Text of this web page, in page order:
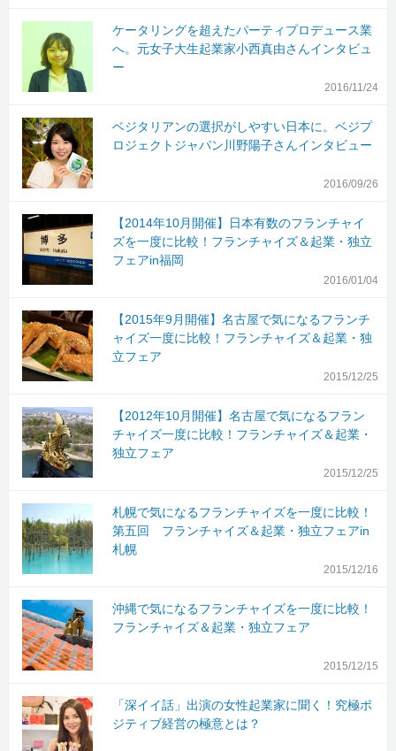
ケータリングを超えたパーティプロデュース業
へ。元女子大生起業家小西真由さんインタビュ
ー
2016/11/24
ベジタリアンの選択がしやすい日本に。ベジプ
ロジェクトジャパン川野陽子さんインタビュー
2016/09/26
【2014年10月開催】日本有数のフランチャイ
ズを一度に比較！フランチャイズ＆起業・独立
フェアin福岡
2016/01/04
【2015年9月開催】名古屋で気になるフランチ
ャイズ一度に比較！フランチャイズ＆起業・独
立フェア
2015/12/25
【2012年10月開催】名古屋で気になるフラン
チャイズ一度に比較！フランチャイズ＆起業・
独立フェア
2015/12/25
札幌で気になるフランチャイズを一度に比較！
第五回 フランチャイズ＆起業・独立フェアin
札幌
2015/12/16
沖縄で気になるフランチャイズを一度に比較！
フランチャイズ＆起業・独立フェア
2015/12/15
「深イイ話」出演の女性起業家に聞く！究極ポ
ジティブ経営の極意とは？